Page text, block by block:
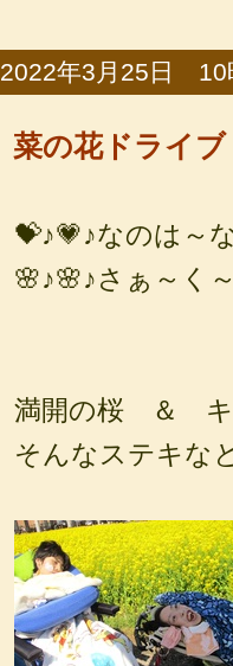
2022年3月25日 10
菜の花ドライブ
💝♪💗♪なのは～
🌸♪🌸♪さぁ～く
満開の桜 ＆ キ
そんなステキな